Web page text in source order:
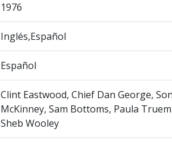
1976
Inglés,Español
Español
Clint Eastwood, Chief Dan George,
McKinney, Sam Bottoms, Paula
Sheb Wooley